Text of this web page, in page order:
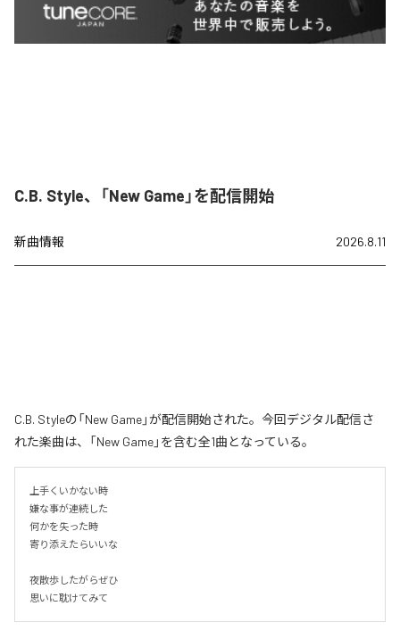
C.B. Style、「New Game」を配信開始
新曲情報 2026.8.11
C.B. Styleの「New Game」が配信開始された。今回デジタル配信さ
れた楽曲は、「New Game」を含む全1曲となっている。
上手くいかない時
嫌な事が連続した
何かを失った時
寄り添えたらいいな
夜散歩したがらぜひ
思いに耽けてみて